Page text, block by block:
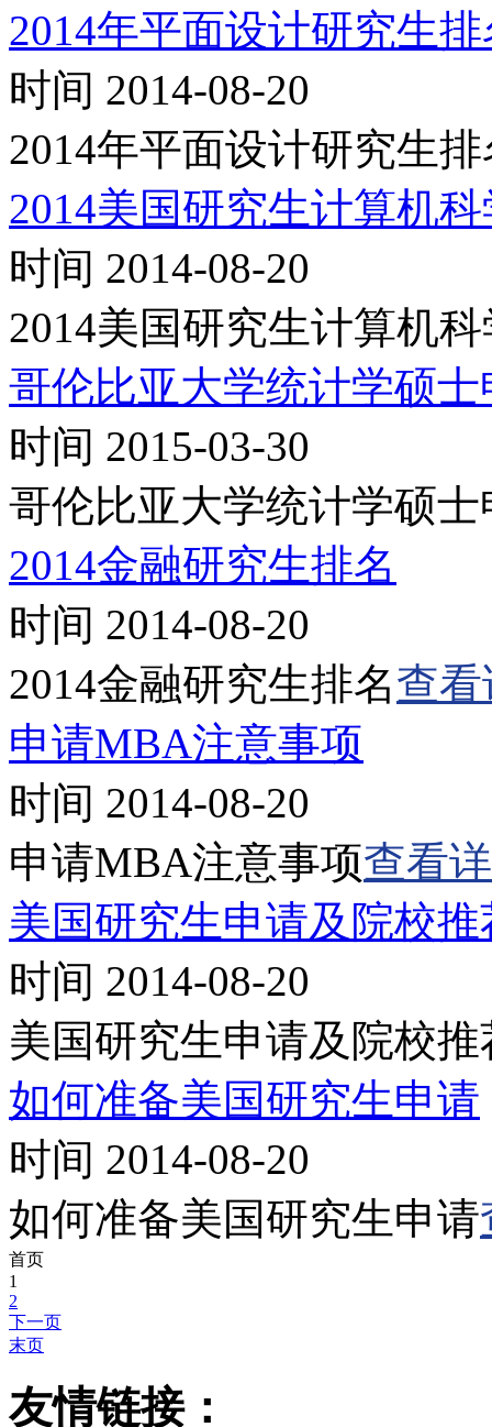
2014年平面设计研究生
时间 2014-08-20
2014年平面设计研究生
2014美国研究生计算机
时间 2014-08-20
2014美国研究生计算机
哥伦比亚大学统计学硕士
时间 2015-03-30
哥伦比亚大学统计学硕士
2014金融研究生排名
时间 2014-08-20
2014金融研究生排名查
申请MBA注意事项
时间 2014-08-20
申请MBA注意事项查看
美国研究生申请及院校推
时间 2014-08-20
美国研究生申请及院校推
如何准备美国研究生申请
时间 2014-08-20
如何准备美国研究生申请
首页
1
2
下一页
末页
友情链接：